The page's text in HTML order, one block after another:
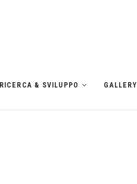
RICERCA & SVILUPPO GALLERY